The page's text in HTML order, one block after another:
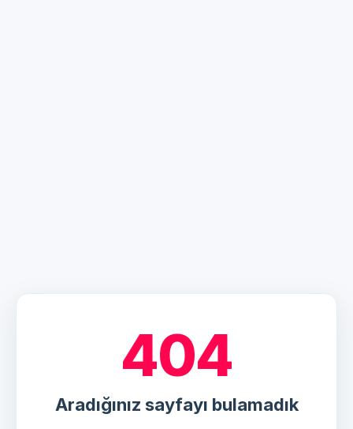
404
Aradığınız sayfayı bulamadık